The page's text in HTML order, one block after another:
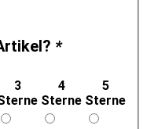
*
3
4
Sterne
5
Sterne